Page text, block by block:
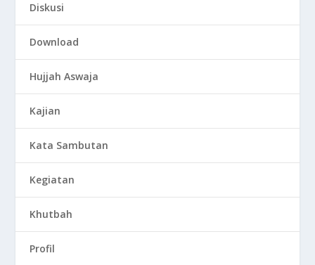
Diskusi
Download
Hujjah Aswaja
Kajian
Kata Sambutan
Kegiatan
Khutbah
Profil